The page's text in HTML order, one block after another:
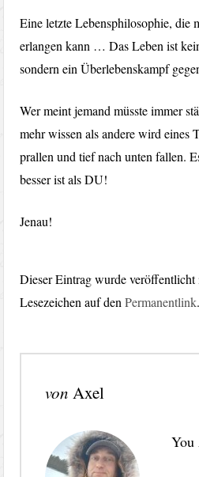
Eine letzte Lebensphilosophie, die
erlangen kann … Das Leben ist
sondern ein Überlebenskampf
Wer meint jemand müsste immer
mehr wissen als andere wird eines
prallen und tief nach unten fallen.
besser ist als DU!
Jenau!
Dieser Eintrag wurde
Lesezeichen auf denPermanentlink.
vonAxel
You